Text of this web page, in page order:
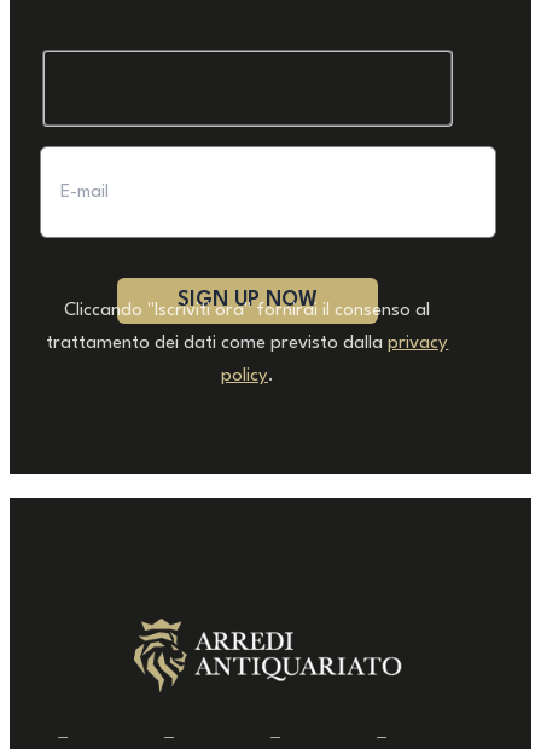
Cliccando "Iscriviti ora" fornirai il consenso al
trattamento dei dati come previsto dallaprivacy
policy.